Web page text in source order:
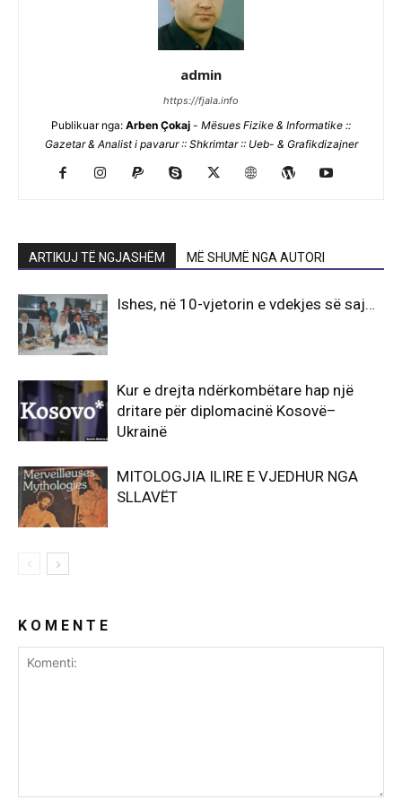
admin
https://fjala.info
Publikuar nga: Arben Çokaj - Mësues Fizike & Informatike ::
Gazetar & Analist i pavarur :: Shkrimtar :: Ueb- & Grafikdizajner
ARTIKUJ TË NGJASHËM MË SHUMË NGA AUTORI
Ishes, në 10-vjetorin e vdekjes së saj…
Kur e drejta ndërkombëtare hap një
dritare për diplomacinë Kosovë–
Ukrainë
MITOLOGJIA ILIRE E VJEDHUR NGA
SLLAVËT
K O M E N T E